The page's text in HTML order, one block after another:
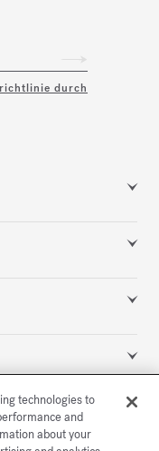
durch
technologies to
and
about your